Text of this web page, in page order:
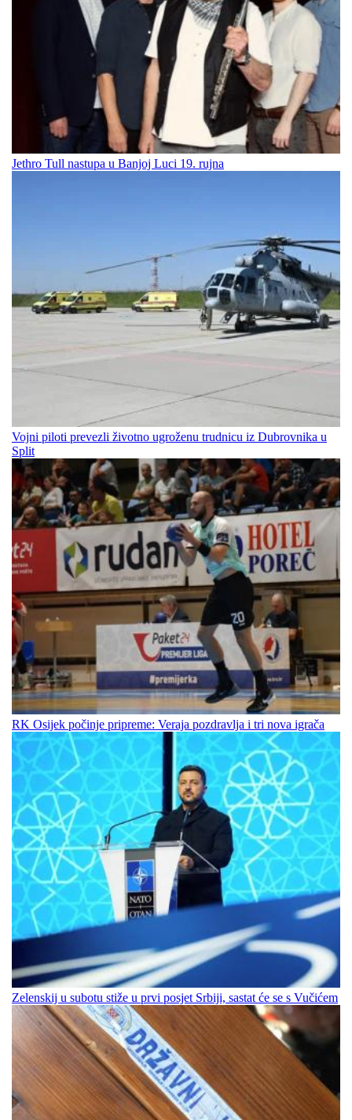
Jethro Tull nastupa u Banjoj Luci 19. rujna
Vojni piloti prevezli životno ugroženu trudnicu iz Dubrovnika u
Split
RK Osijek počinje pripreme: Veraja pozdravlja i tri nova igrača
Zelenskij u subotu stiže u prvi posjet Srbiji, sastat će se s Vučićem